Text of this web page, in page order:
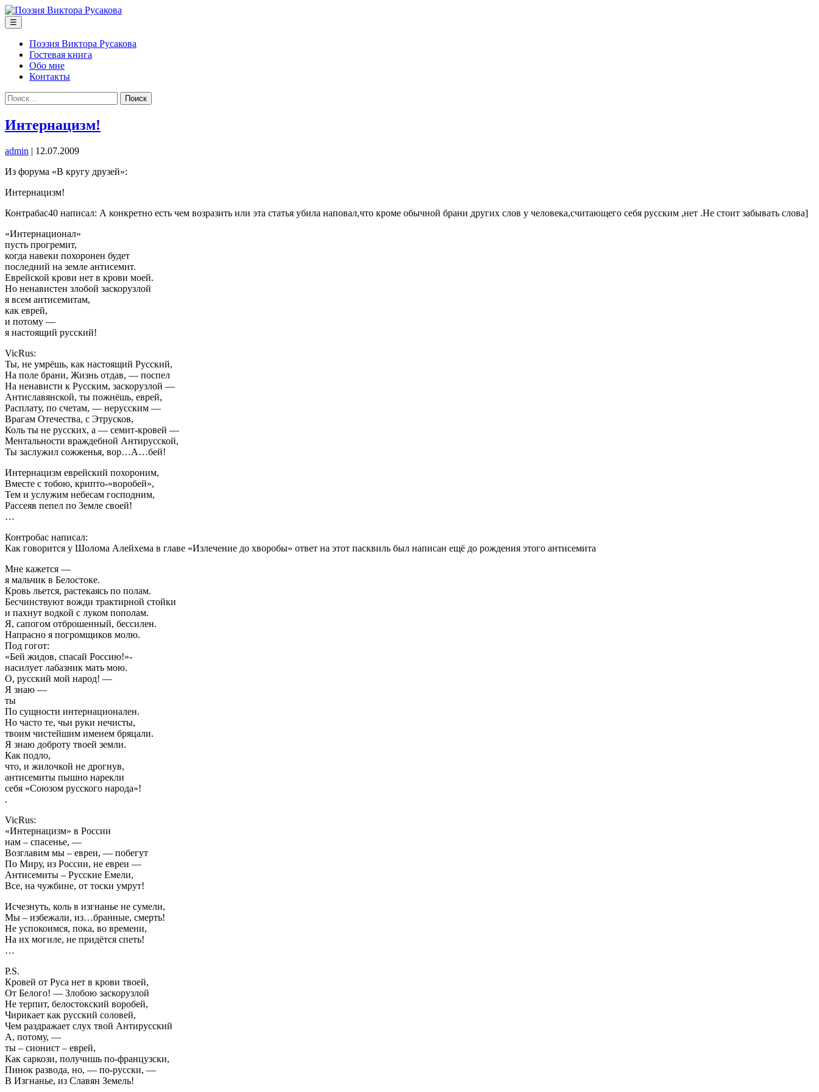
Перейти
к
содержимому
☰
Поэзия Виктора Русакова
Гостевая книга
Обо мне
Контакты
Найти:
Интернацизм!
admin | 12.07.2009
Из форума «В кругу друзей»:
Интернацизм!
Контрабас40 написал: А конкретно есть чем возразить или эта статья убила наповал,что кроме обычной брани других слов у человека,считающего себя русским ,нет .Не стоит забывать слова]
«Интернационал»
пусть прогремит,
когда навеки похоронен будет
последний на земле антисемит.
Еврейской крови нет в крови моей.
Но ненавистен злобой заскорузлой
я всем антисемитам,
как еврей,
и потому —
я настоящий русский!
VicRus:
Ты, не умрёшь, как настоящий Русский,
На поле брани, Жизнь отдав, — поспел
На ненависти к Русским, заскорузлой —
Антиславянской, ты пожнёшь, еврей,
Расплату, по счетам, — нерусским —
Врагам Отечества, с Этрусков,
Коль ты не русских, а — семит-кровей —
Ментальности враждебной Антирусской,
Ты заслужил сожженья, вор…А…бей!
Интернацизм еврейский похороним,
Вместе с тобою, крипто-«воробей»,
Тем и услужим небесам господним,
Рассеяв пепел по Земле своей!
…
Контробас написал:
Как говорится у Шолома Алейхема в главе «Излечение до хворобы» ответ на этот пасквиль был написан ещё до рождения этого антисемита
Мне кажется —
я мальчик в Белостоке.
Кровь льется, растекаясь по полам.
Бесчинствуют вожди трактирной стойки
и пахнут водкой с луком пополам.
Я, сапогом отброшенный, бессилен.
Напрасно я погромщиков молю.
Под гогот:
«Бей жидов, спасай Россию!»-
насилует лабазник мать мою.
О, русский мой народ! —
Я знаю —
ты
По сущности интернационален.
Но часто те, чьи руки нечисты,
твоим чистейшим именем бряцали.
Я знаю доброту твоей земли.
Как подло,
что, и жилочкой не дрогнув,
антисемиты пышно нарекли
себя «Союзом русского народа»!
.
VicRus:
«Интернацизм» в России
нам – спасенье, —
Возглавим мы – евреи, — побегут
По Миру, из России, не евреи —
Антисемиты – Русские Емели,
Все, на чужбине, от тоски умрут!
Исчезнуть, коль в изгнанье не сумели,
Мы – избежали, из…бранные, смерть!
Не успокоимся, пока, во времени,
На их могиле, не придётся спеть!
…
P.S.
Кровей от Руса нет в крови твоей,
От Белого! — Злобою заскорузлой
Не терпит, белостокский воробей,
Чирикает как русский соловей,
Чем раздражает слух твой Антирусский
А, потому, —
ты – сионист – еврей,
Как саркози, получишь по-французски,
Пинок развода, но, — по-русски, —
В Изгнанье, из Славян Земель!